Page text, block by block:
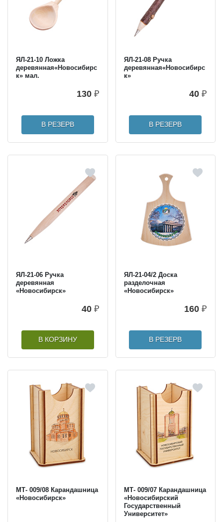
ЯЛ-21-10 Ложка
деревянная«Новосибирс
к» мал.
130 ₽
В РЕЗЕРВ
ЯЛ-21-08 Ручка
деревянная«Новосибирс
к»
40 ₽
В РЕЗЕРВ
ЯЛ-21-06 Ручка
деревянная
«Новосибирск»
40 ₽
В КОРЗИНУ
ЯЛ-21-04/2 Доска
разделочная
«Новосибирск»
160 ₽
В РЕЗЕРВ
МТ- 009/08 Карандашница
«Новосибирск»
МТ- 009/07 Карандашница
«Новосибирский
Государственный
Университет»